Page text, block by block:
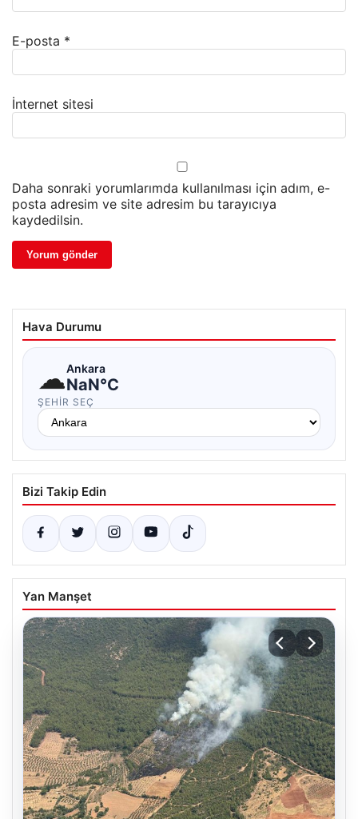
E-posta *
İnternet sitesi
Daha sonraki yorumlarımda kullanılması için adım, e-
posta adresim ve site adresim bu tarayıcıya
kaydedilsin.
Hava Durumu
☁Ankara
NaN°C
ŞEHIR SEÇ
Bizi Takip Edin
Yan Manşet